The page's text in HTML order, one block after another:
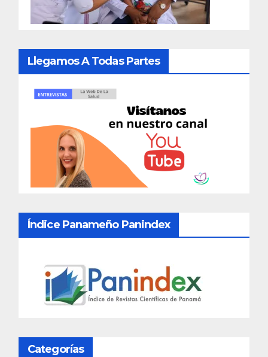
Llegamos A Todas Partes
Índice Panameño Panindex
Categorías